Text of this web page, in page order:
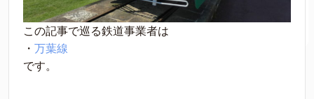
この記事で巡る鉄道事業者は
・ 万葉線
です。